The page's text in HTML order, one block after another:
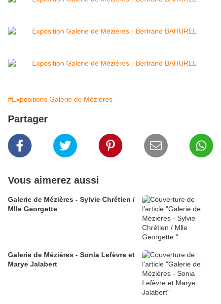
#Expositions Galerie de Mézières
Partager
Vous aimerez aussi
Galerie de Mézières - Sylvie Chrétien /
Mlle Georgette
Galerie de Mézières - Sonia Lefèvre et
Marye Jalabert